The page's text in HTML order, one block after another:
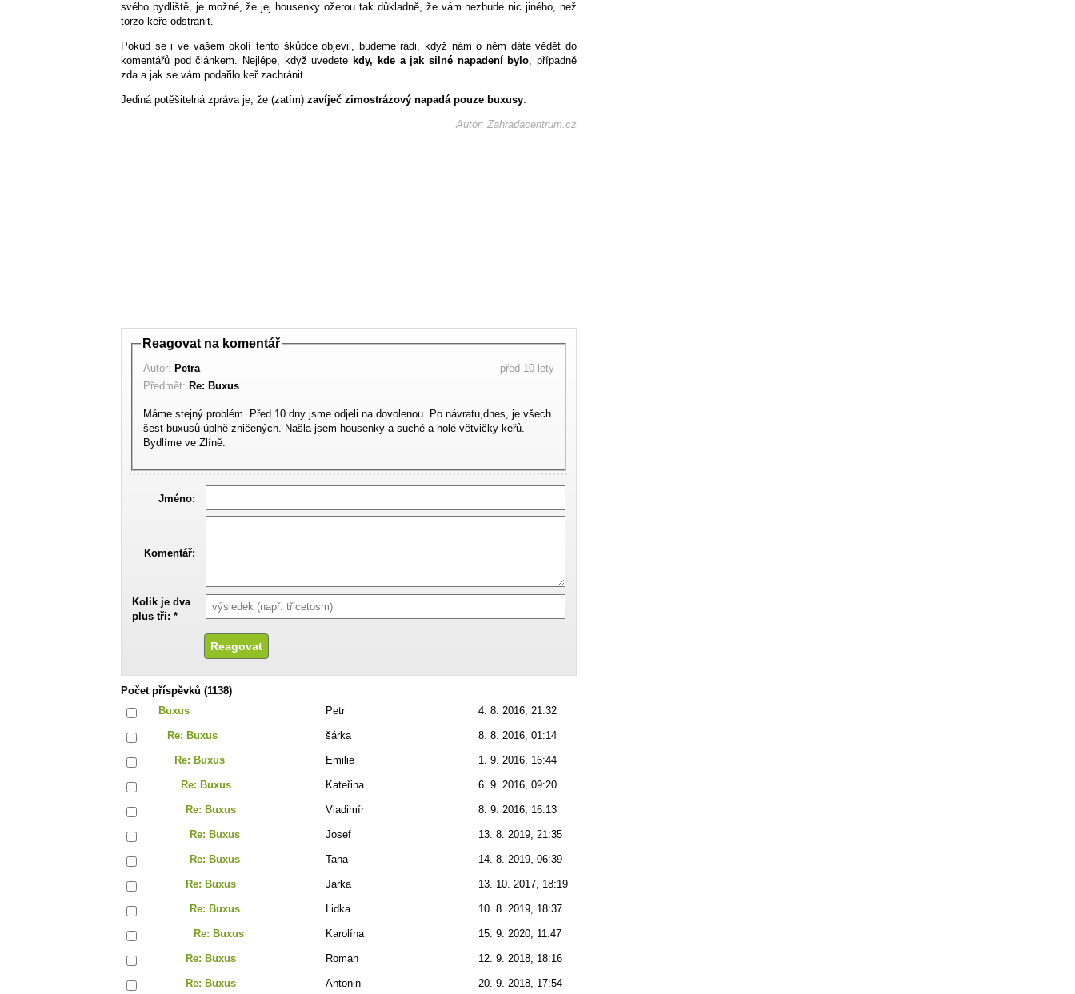
svého bydliště, je možné, že jej housenky ožerou tak důkladně, že vám nezbude nic jiného, než
torzo keře odstranit.
Pokud se i ve vašem okolí tento škůdce objevil, budeme rádi, když nám o něm dáte vědět do
komentářů pod článkem. Nejlépe, když uvedete kdy, kde a jak silné napadení bylo, případně
zda a jak se vám podařilo keř zachránit.
Jediná potěšitelná zpráva je, že (zatím) zavíječ zimostrázový napadá pouze buxusy.
Autor: Zahradacentrum.cz
Reagovat na komentář
Autor: Petra
před 10 lety
Předmět: Re: Buxus
Máme stejný problém. Před 10 dny jsme odjeli na dovolenou. Po návratu,dnes, je všech
šest buxusů úplně zničených. Našla jsem housenky a suché a holé větvičky keřů.
Bydlíme ve Zlíně.
Jméno:
Komentář:
Kolik je dva
plus tři: *
Počet příspěvků (1138)
Buxus
Petr 4. 8. 2016, 21:32
Re: Buxus šárka 8. 8. 2016, 01:14
Re: Buxus Emilie 1. 9. 2016, 16:44
Re: Buxus Kateřina 6. 9. 2016, 09:20
Re: Buxus Vladimír 8. 9. 2016, 16:13
Re: Buxus Josef 13. 8. 2019, 21:35
Re: Buxus Tana 14. 8. 2019, 06:39
Re: Buxus Jarka 13. 10. 2017, 18:19
Re: Buxus Lidka 10. 8. 2019, 18:37
Re: Buxus Karolína 15. 9. 2020, 11:47
Re: Buxus Roman 12. 9. 2018, 18:16
Re: Buxus Antonin 20. 9. 2018, 17:54